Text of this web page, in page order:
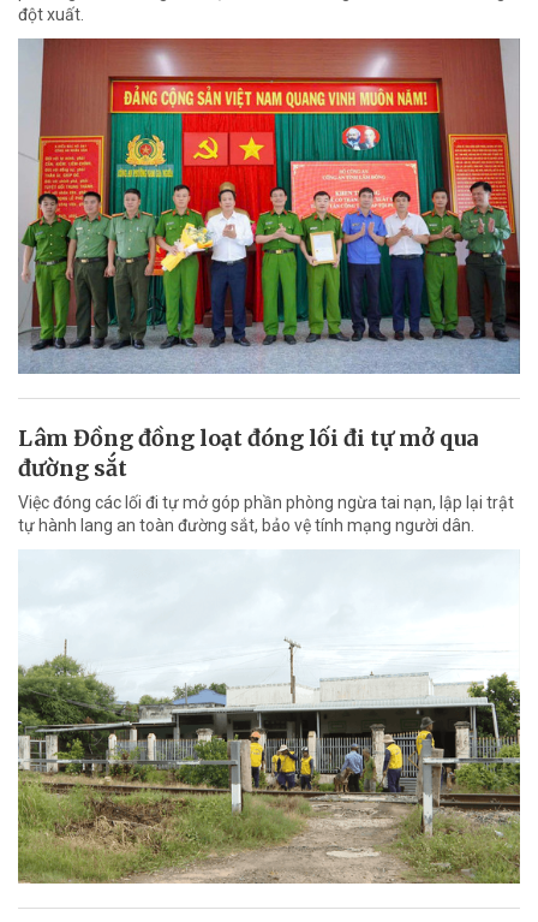
đột xuất.
Lâm Đồng đồng loạt đóng lối đi tự mở qua
đường sắt
Việc đóng các lối đi tự mở góp phần phòng ngừa tai nạn, lập lại trật
tự hành lang an toàn đường sắt, bảo vệ tính mạng người dân.